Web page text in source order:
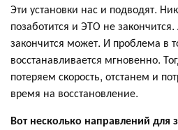
Эти установки нас и подводят.
позаботится и ЭТО не
закончится может. И проблема в
восстанавливается мгновенно.
потеряем скорость, отстанем и
время на восстановление.
Вот несколько направлений для